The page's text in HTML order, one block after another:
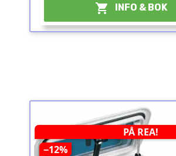
 INFO & BOK
PÅ REA!
−12%